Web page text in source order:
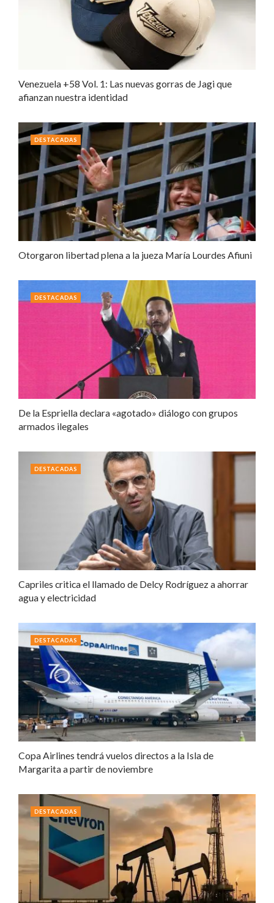
Venezuela +58 Vol. 1: Las nuevas gorras de Jagi que
afianzan nuestra identidad
Otorgaron libertad plena a la jueza María Lourdes Afiuni
DESTACADAS
De la Espriella declara «agotado» diálogo con grupos
armados ilegales
DESTACADAS
Capriles critica el llamado de Delcy Rodríguez a ahorrar
agua y electricidad
DESTACADAS
Copa Airlines tendrá vuelos directos a la Isla de
Margarita a partir de noviembre
DESTACADAS
DESTACADAS